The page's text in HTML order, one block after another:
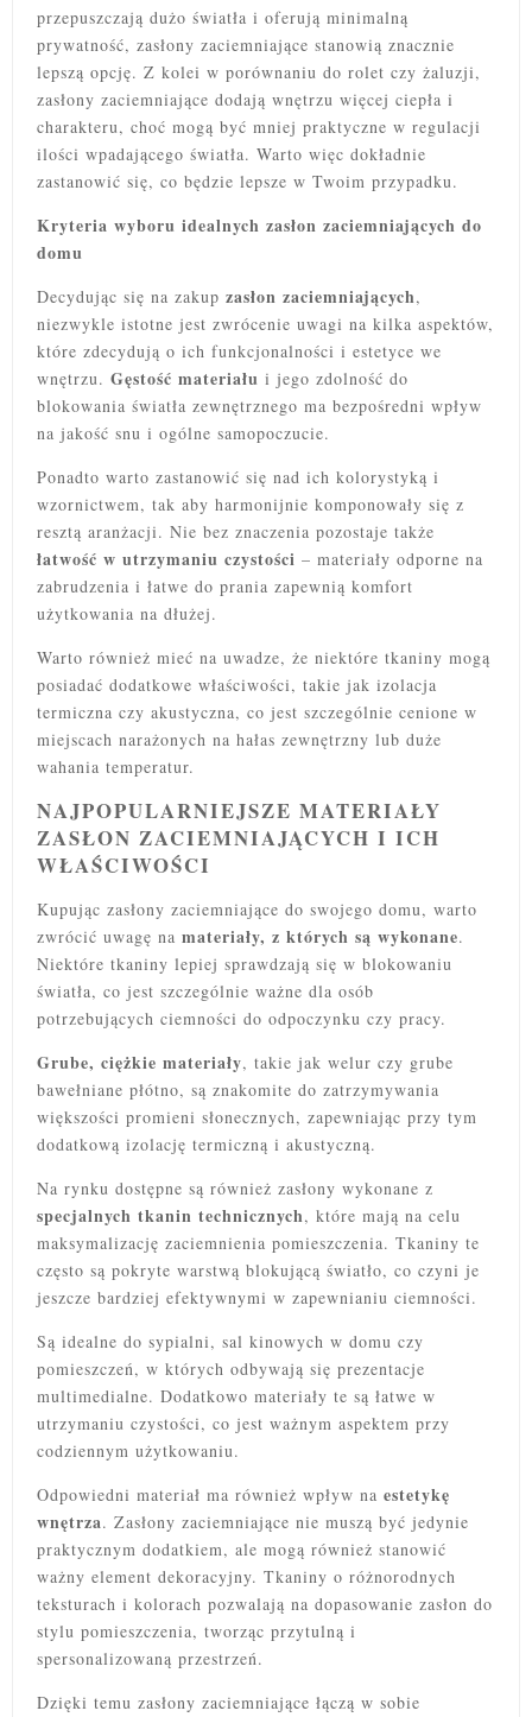
przepuszczają dużo światła i oferują minimalną
prywatność, zasłony zaciemniające stanowią znacznie
lepszą opcję. Z kolei w porównaniu do rolet czy żaluzji,
zasłony zaciemniające dodają wnętrzu więcej ciepła i
charakteru, choć mogą być mniej praktyczne w regulacji
ilości wpadającego światła. Warto więc dokładnie
zastanowić się, co będzie lepsze w Twoim przypadku.
Kryteria wyboru idealnych zasłon zaciemniających do
domu
Decydując się na zakup zasłon zaciemniających,
niezwykle istotne jest zwrócenie uwagi na kilka aspektów,
które zdecydują o ich funkcjonalności i estetyce we
wnętrzu. Gęstość materiału i jego zdolność do
blokowania światła zewnętrznego ma bezpośredni wpływ
na jakość snu i ogólne samopoczucie.
Ponadto warto zastanowić się nad ich kolorystyką i
wzornictwem, tak aby harmonijnie komponowały się z
resztą aranżacji. Nie bez znaczenia pozostaje także
łatwość w utrzymaniu czystości – materiały odporne na
zabrudzenia i łatwe do prania zapewnią komfort
użytkowania na dłużej.
Warto również mieć na uwadze, że niektóre tkaniny mogą
posiadać dodatkowe właściwości, takie jak izolacja
termiczna czy akustyczna, co jest szczególnie cenione w
miejscach narażonych na hałas zewnętrzny lub duże
wahania temperatur.
NAJPOPULARNIEJSZE MATERIAŁY
ZASŁON ZACIEMNIAJĄCYCH I ICH
WŁAŚCIWOŚCI
Kupując zasłony zaciemniające do swojego domu, warto
zwrócić uwagę na materiały, z których są wykonane.
Niektóre tkaniny lepiej sprawdzają się w blokowaniu
światła, co jest szczególnie ważne dla osób
potrzebujących ciemności do odpoczynku czy pracy.
Grube, ciężkie materiały, takie jak welur czy grube
bawełniane płótno, są znakomite do zatrzymywania
większości promieni słonecznych, zapewniając przy tym
dodatkową izolację termiczną i akustyczną.
Na rynku dostępne są również zasłony wykonane z
specjalnych tkanin technicznych, które mają na celu
maksymalizację zaciemnienia pomieszczenia. Tkaniny te
często są pokryte warstwą blokującą światło, co czyni je
jeszcze bardziej efektywnymi w zapewnianiu ciemności.
Są idealne do sypialni, sal kinowych w domu czy
pomieszczeń, w których odbywają się prezentacje
multimedialne. Dodatkowo materiały te są łatwe w
utrzymaniu czystości, co jest ważnym aspektem przy
codziennym użytkowaniu.
Odpowiedni materiał ma również wpływ na estetykę
wnętrza. Zasłony zaciemniające nie muszą być jedynie
praktycznym dodatkiem, ale mogą również stanowić
ważny element dekoracyjny. Tkaniny o różnorodnych
teksturach i kolorach pozwalają na dopasowanie zasłon do
stylu pomieszczenia, tworząc przytulną i
spersonalizowaną przestrzeń.
Dzięki temu zasłony zaciemniające łączą w sobie